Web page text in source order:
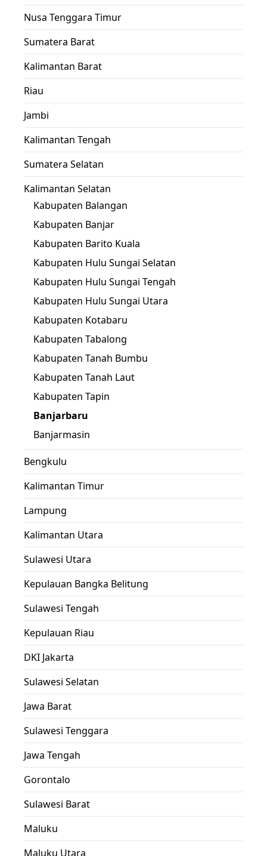
Nusa Tenggara Timur
Sumatera Barat
Kalimantan Barat
Riau
Jambi
Kalimantan Tengah
Sumatera Selatan
Kalimantan Selatan
Kabupaten Balangan
Kabupaten Banjar
Kabupaten Barito Kuala
Kabupaten Hulu Sungai Selatan
Kabupaten Hulu Sungai Tengah
Kabupaten Hulu Sungai Utara
Kabupaten Kotabaru
Kabupaten Tabalong
Kabupaten Tanah Bumbu
Kabupaten Tanah Laut
Kabupaten Tapin
Banjarbaru
Banjarmasin
Bengkulu
Kalimantan Timur
Lampung
Kalimantan Utara
Sulawesi Utara
Kepulauan Bangka Belitung
Sulawesi Tengah
Kepulauan Riau
DKI Jakarta
Sulawesi Selatan
Jawa Barat
Sulawesi Tenggara
Jawa Tengah
Gorontalo
Sulawesi Barat
Maluku
Maluku Utara